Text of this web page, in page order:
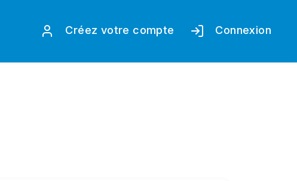
Créez votre compte Connexion